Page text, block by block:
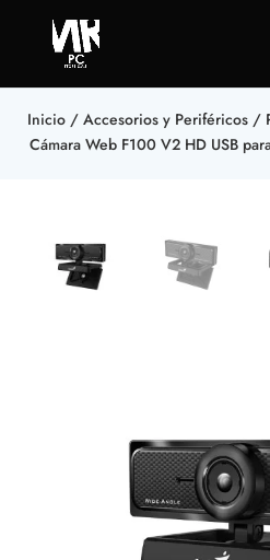
Inicio/ Accesorios y Periféricos/
Cámara Web F100 V2 HD USB